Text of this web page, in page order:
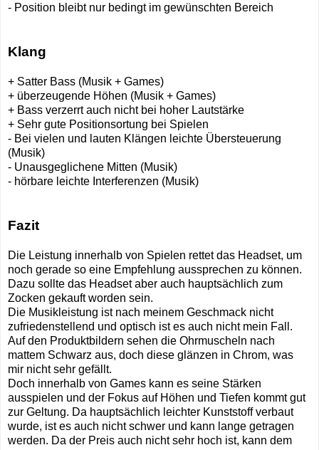
- Position bleibt nur bedingt im gewünschten Bereich
Klang
+ Satter Bass (Musik + Games)
+ überzeugende Höhen (Musik + Games)
+ Bass verzerrt auch nicht bei hoher Lautstärke
+ Sehr gute Positionsortung bei Spielen
- Bei vielen und lauten Klängen leichte Übersteuerung
(Musik)
- Unausgeglichene Mitten (Musik)
- hörbare leichte Interferenzen (Musik)
Fazit
Die Leistung innerhalb von Spielen rettet das Headset, um
noch gerade so eine Empfehlung aussprechen zu können.
Dazu sollte das Headset aber auch hauptsächlich zum
Zocken gekauft worden sein.
Die Musikleistung ist nach meinem Geschmack nicht
zufriedenstellend und optisch ist es auch nicht mein Fall.
Auf den Produktbildern sehen die Ohrmuscheln nach
mattem Schwarz aus, doch diese glänzen in Chrom, was
mir nicht sehr gefällt.
Doch innerhalb von Games kann es seine Stärken
ausspielen und der Fokus auf Höhen und Tiefen kommt gut
zur Geltung. Da hauptsächlich leichter Kunststoff verbaut
wurde, ist es auch nicht schwer und kann lange getragen
werden. Da der Preis auch nicht sehr hoch ist, kann dem